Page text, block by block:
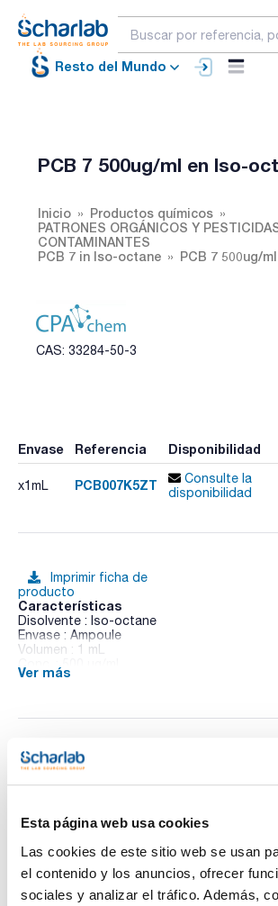
Esta página web usa cookies
Las cookies de este sitio web se usan
el contenido y los anuncios, ofrecer
sociales y analizar el tráfico. Además,
Resto del Mundo
PCB 7 500ug/ml en Iso-
Inicio
Productos químicos
PATRONES ORGÁNICOS Y
CONTAMINANTES
PCB 7 in Iso-octane
PCB 7 500ug/
CAS: 33284-50-3
Envase Referencia Disponibilidad
x1mL PCB007K5ZT
Consulte la
disponibilidad
Imprimir ficha de
producto
Características
Disolvente : Iso-octane
Envase : Ampoule
Volumen : 1 mL
CAS : [33284-50-3]
Ver más
Documentación técnica
Regístrate para
SDS/ Hoja de seguridad
Regístrate para
descargas